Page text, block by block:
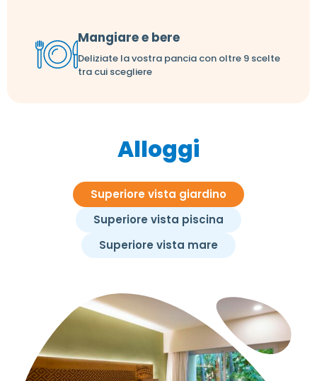
Mangiare e bere
Deliziate la vostra pancia con oltre 9 scelte
tra cui scegliere
Alloggi
Superiore vista giardino
Superiore vista piscina
Superiore vista mare